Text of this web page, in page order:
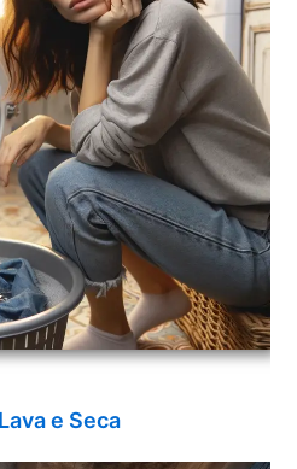
e Seca